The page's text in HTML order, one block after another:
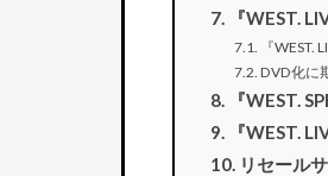
『WEST.
『WEST.
DVD化に
『WEST.
『WEST.
リセール